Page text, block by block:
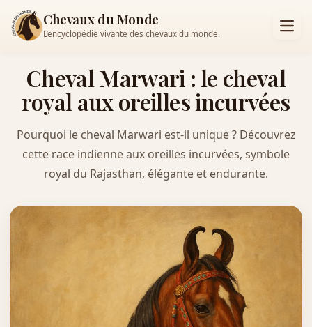
Chevaux du Monde
L’encyclopédie vivante des chevaux du monde.
Cheval Marwari : le cheval
royal aux oreilles incurvées
Pourquoi le cheval Marwari est-il unique ? Découvrez
cette race indienne aux oreilles incurvées, symbole
royal du Rajasthan, élégante et endurante.